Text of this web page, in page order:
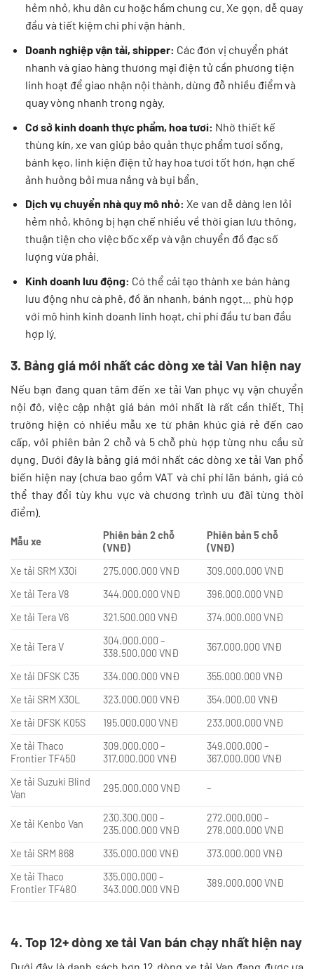
hẻm nhỏ, khu dân cư hoặc hầm chung cư. Xe gọn, dễ quay
đầu và tiết kiệm chi phí vận hành.
Doanh nghiệp vận tải, shipper: Các đơn vị chuyển phát
nhanh và giao hàng thương mại điện tử cần phương tiện
linh hoạt để giao nhận nội thành, dừng đỗ nhiều điểm và
quay vòng nhanh trong ngày.
Cơ sở kinh doanh thực phẩm, hoa tươi: Nhờ thiết kế
thùng kín, xe van giúp bảo quản thực phẩm tươi sống,
bánh kẹo, linh kiện điện tử hay hoa tươi tốt hơn, hạn chế
ảnh hưởng bởi mưa nắng và bụi bẩn.
Dịch vụ chuyển nhà quy mô nhỏ: Xe van dễ dàng len lỏi
hẻm nhỏ, không bị hạn chế nhiều về thời gian lưu thông,
thuận tiện cho việc bốc xếp và vận chuyển đồ đạc số
lượng vừa phải.
Kinh doanh lưu động: Có thể cải tạo thành xe bán hàng
lưu động như cà phê, đồ ăn nhanh, bánh ngọt… phù hợp
với mô hình kinh doanh linh hoạt, chi phí đầu tư ban đầu
hợp lý.
3. Bảng giá mới nhất các dòng xe tải Van hiện nay
Nếu bạn đang quan tâm đến xe tải Van phục vụ vận chuyển
nội đô, việc cập nhật giá bán mới nhất là rất cần thiết. Thị
trường hiện có nhiều mẫu xe từ phân khúc giá rẻ đến cao
cấp, với phiên bản 2 chỗ và 5 chỗ phù hợp từng nhu cầu sử
dụng. Dưới đây là bảng giá mới nhất các dòng xe tải Van phổ
biến hiện nay (chưa bao gồm VAT và chi phí lăn bánh, giá có
thể thay đổi tùy khu vực và chương trình ưu đãi từng thời
điểm).
Mẫu xe
Phiên bản 2 chỗ
(VNĐ)
Phiên bản 5 chỗ
(VNĐ)
Xe tải SRM X30i
275.000.000 VNĐ
309.000.000 VNĐ
Xe tải Tera V8
344.000.000 VNĐ
396.000.000 VNĐ
Xe tải Tera V6
321.500.000 VNĐ 374.000.000 VNĐ
Xe tải Tera V
304.000.000 –
338.500.000 VNĐ
367.000.000 VNĐ
Xe tải DFSK C35 334.000.000 VNĐ
355.000.000 VNĐ
Xe tải SRM X30L
323.000.000 VNĐ
354.000.00 VNĐ
Xe tải DFSK K05S
195.000.000 VNĐ
233.000.000 VNĐ
Xe tải Thaco
Frontier TF450
309.000.000 –
317.000.000 VNĐ
349.000.000 –
367.000.000 VNĐ
Xe tải Suzuki Blind
Van
295.000.000 VNĐ –
Xe tải Kenbo Van
230.300.000 –
235.000.000 VNĐ
272.000.000 –
278.000.000 VNĐ
Xe tải SRM 868
335.000.000 VNĐ
373.000.000 VNĐ
Xe tải Thaco
Frontier TF480
335.000.000 –
343.000.000 VNĐ
389.000.000 VNĐ
4. Top 12+ dòng xe tải Van bán chạy nhất hiện nay